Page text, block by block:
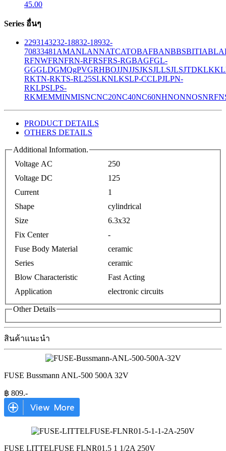
45.00
Series อื่นๆ
2293143232-18832-18932-
70833481 AMANLANNATCATOBAFBANBBSBITIABLA
RFNWFRNFRN-RFRSFRS-RGBAGFGL-
GGGLDGMQgPVGRHBOJJNJJSJKSJLLSJLSJTDKLK
RKTN-RKTS-RL25SLKNLKSLP-CCLPJLPN-
RKLPSLPS-
RKMEMMINMISNCNC20NC40NC60NHNONNOSNRF
PRODUCT DETAILS
OTHERS DETAILS
Additional Information.
Voltage AC
250
Voltage DC
125
Current
1
Shape
cylindrical
Size
6.3x32
Fix Center
-
Fuse Body Material
ceramic
Series
ceramic
Blow Characteristic
Fast Acting
Application
electronic circuits
Other Details
สินค้าแนะนำ
FUSE Bussmann ANL-500 500A 32V
฿ 809.-
FUSE LITTELFUSE FLNR01.5 1 1/2A 250V